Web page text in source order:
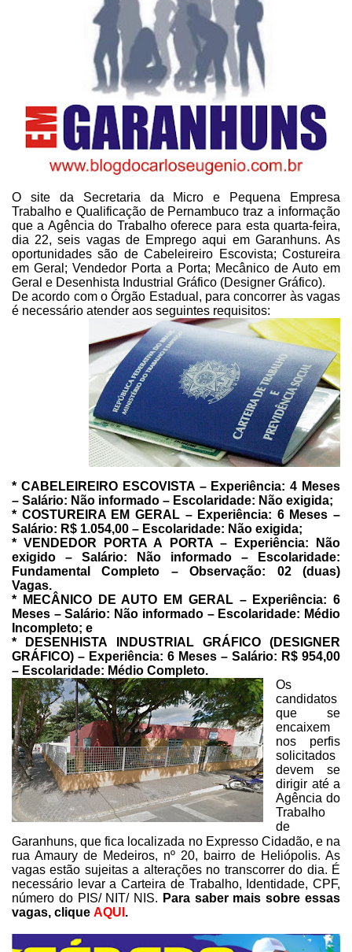
O site da Secretaria da Micro e Pequena Empresa
Trabalho e Qualificação de Pernambuco traz a informação
que a Agência do Trabalhooferece para esta quarta-feira,
dia 22, seis vagas de Emprego aqui emGaranhuns. As
oportunidades são de Cabeleireiro Escovista; Costureira
em Geral; Vendedor Porta a Porta; Mecânico de Auto em
Geral e Desenhista Industrial Gráfico (Designer Gráfico).
De acordo com o Órgão Estadual, para concorrer às vagas
é necessário atender aos seguintes requisitos:
* CABELEIREIROESCOVISTA – Experiência: 4 Meses
– Salário: Não informado – Escolaridade: Não exigida;
* COSTUREIRAEM GERAL – Experiência: 6 Meses –
Salário: R$ 1.054,00 – Escolaridade: Não exigida;
* VENDEDOR PORTA A PORTA – Experiência: Não
exigido – Salário: Não informado – Escolaridade:
Fundamental Completo – Observação: 02 (duas)
Vagas.
* MECÂNICO DE AUTO EM GERAL – Experiência: 6
Meses – Salário: Não informado – Escolaridade: Médio
Incompleto; e
* DESENHISTA INDUSTRIAL GRÁFICO (DESIGNER
GRÁFICO) – Experiência: 6 Meses – Salário: R$ 954,00
– Escolaridade: Médio Completo.
Os
candidatos
que se
encaixem
nos perfis
solicitados
devem se
dirigir até a
Agência do
Trabalho
de
Garanhuns, que fica localizada noExpresso Cidadão, e na
rua Amaury de Medeiros, nº 20, bairro de Heliópolis. As
vagas estão sujeitas a alterações no transcorrer do dia. É
necessário levar a Carteira de Trabalho, Identidade, CPF,
número do PIS/ NIT/ NIS. Para saber mais sobre essas
vagas, clique AQUI .